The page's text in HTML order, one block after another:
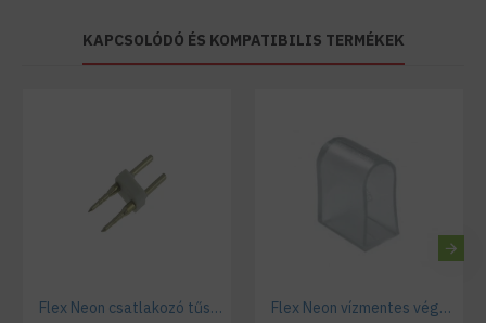
KAPCSOLÓDÓ ÉS KOMPATIBILIS TERMÉKEK
Flex Neon csatlakozó tűske 9x16,5 mm Flex Neon vízmentes végzáró